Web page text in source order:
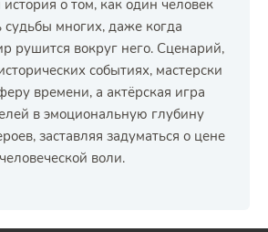
о том, как один человек
многих, даже когда
рушится вокруг него. Сценарий,
событиях, мастерски
времени, а актёрская игра
в эмоциональную глубину
заставляя задуматься о цене
воли.